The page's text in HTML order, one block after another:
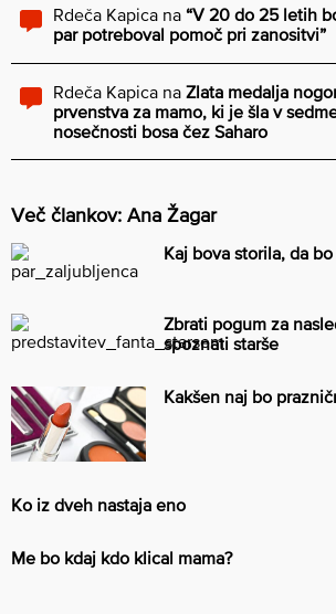
Rdeča Kapica na “V 20 do 25 letih
par potreboval pomoč pri zanositvi”
Rdeča Kapica na Zlata medalja
prvenstva za mamo, ki je šla v
nosečnosti bosa čez Saharo
Več člankov: Ana Žagar
Kaj bova storila, da
Zbrati pogum za
spoznati starše
Kakšen naj bo
Ko iz dveh nastaja eno
Me bo kdaj kdo klical mama?